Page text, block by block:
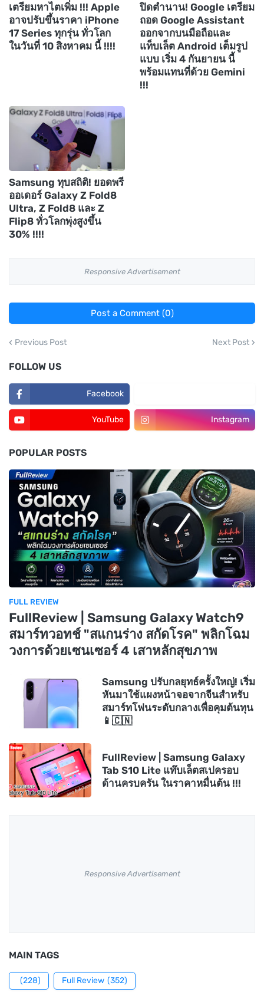
เตรียมหาไตเพิ่ม !!! Apple
อาจปรับขึ้นราคา iPhone
17 Series ทุกรุ่น ทั่วโลก
ในวันที่ 10 สิงหาคม นี้ !!!!
ปิดตำนาน! Google เตรียม
ถอด Google Assistant
ออกจากบนมือถือและ
แท็บเล็ต Android เต็มรูป
แบบ เริ่ม 4 กันยายน นี้
พร้อมแทนที่ด้วย Gemini
!!!
Samsung ทุบสถิติ! ยอดพรี
ออเดอร์ Galaxy Z Fold8
Ultra, Z Fold8 และ Z
Flip8 ทั่วโลกพุ่งสูงขึ้น
30% !!!!
Responsive Advertisement
Post a Comment (0)
Previous Post Next Post
FOLLOW US
Facebook
YouTube Instagram
POPULAR POSTS
FULL REVIEW
FullReview | Samsung Galaxy Watch9
สมาร์ทวอทช์ "สแกนร่าง สกัดโรค" พลิกโฉม
วงการด้วยเซนเซอร์ 4 เสาหลักสุขภาพ
Samsung ปรับกลยุทธ์ครั้งใหญ่! เริ่ม
หันมาใช้แผงหน้าจอจากจีนสำหรับ
สมาร์ทโฟนระดับกลางเพื่อคุมต้นทุน
📱🇨🇳
FullReview | Samsung Galaxy
Tab S10 Lite แท๊บเล็ตสเปครอบ
ด้านครบครัน ในราคาหมื่นต้น !!!
Responsive Advertisement
MAIN TAGS
(228) Full Review (352)